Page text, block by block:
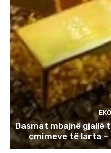
Dasmat mbajnë gjallë
çmimeve të larta –